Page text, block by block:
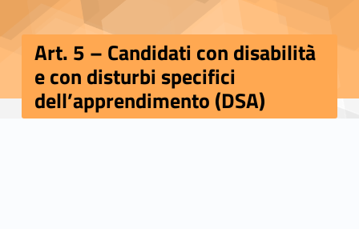
Art. 5 – Candidati con disabilità
e con disturbi specifici
dell’apprendimento (DSA)